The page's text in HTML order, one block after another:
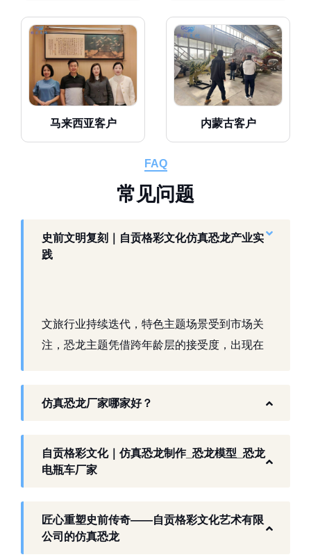
马来西亚客户 内蒙古客户
FAQ
常 见问题
史前文明复刻｜自贡格彩文化仿真恐龙产业实
践
文旅行业持续迭代，特色主题场景受到市场关
注，恐龙主题凭借跨年龄层的接受度，出现在
生态。自贡格彩文化艺术有限公司扎根本地产
以工厂生产能力，为各地客户提供史前主题相
关产品与服务。
工厂生产基础 构建恐龙产业全链服务
作为开展史前仿真模型生产的恐龙制作工厂，
仿真恐龙厂家哪家好？
自贡格彩文化｜仿真恐龙制作_恐龙模型_恐龙
电瓶车厂家
匠心重塑史前传奇——自贡格彩文化艺术有限
公司的仿真恐龙